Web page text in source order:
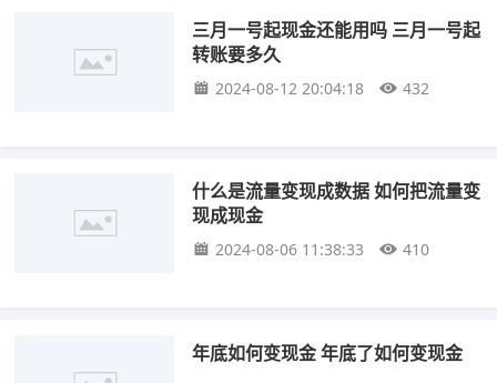
三月一号起现金还能用吗 三月一号起
转账要多久
2024-08-12 20:04:18 432
什么是流量变现成数据 如何把流量变
现成现金
2024-08-06 11:38:33 410
年底如何变现金 年底了如何变现金